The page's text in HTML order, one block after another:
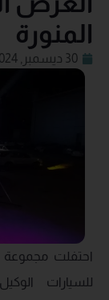
المنورة
30 ديسمبر, 2024
احتفلت مجموعة
للسيارات